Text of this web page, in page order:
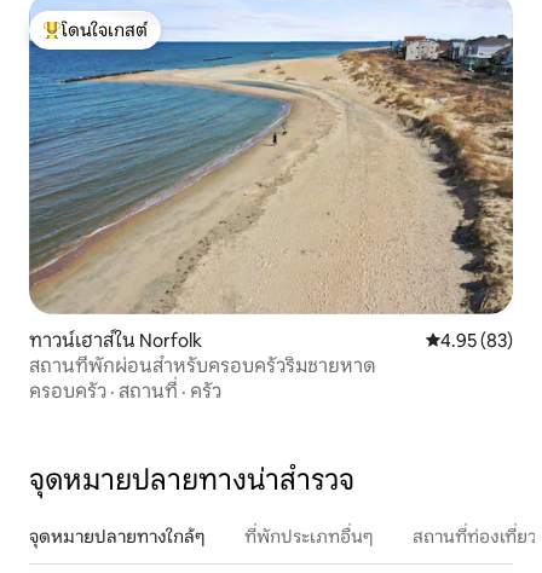
โดนใจเกสต์ที่สุด
โดนใจเกสต์
ทาวน์เฮาส์ใน Norfolk คะแนนเฉลี่ย
4.95 (83)
สถานที่พักผ่อนสำหรับครอบครัวริมชายหาด
ครอบครัว · สถานที่ · ครัว
จุดหมายปลายทางน่าสำรวจ
จุดหมายปลายทางใกล้ๆ ที่พักประเภทอื่นๆ สถานที่ท่องเที่ย